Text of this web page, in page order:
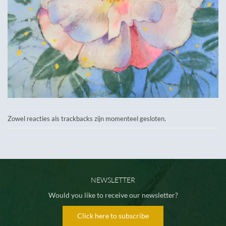
Zowel reacties als trackbacks zijn momenteel gesloten.
NEWSLETTER
Would you like to receive our newsletter?
Click here to subscribe